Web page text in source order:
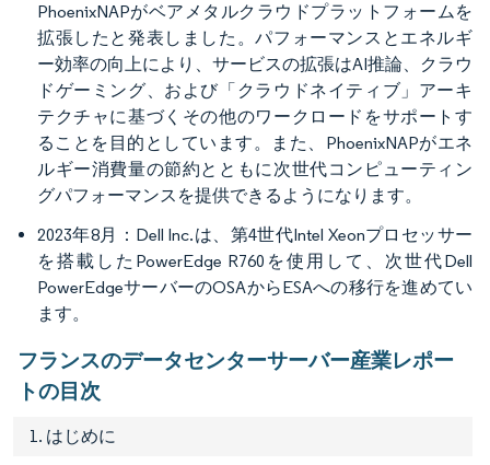
PhoenixNAPがベアメタルクラウドプラットフォームを
拡張したと発表しました。パフォーマンスとエネルギ
ー効率の向上により、サービスの拡張はAI推論、クラウ
ドゲーミング、および「クラウドネイティブ」アーキ
テクチャに基づくその他のワークロードをサポートす
ることを目的としています。また、PhoenixNAPがエネ
ルギー消費量の節約とともに次世代コンピューティン
グパフォーマンスを提供できるようになります。
2023年8月：Dell Inc.は、第4世代Intel Xeonプロセッサー
を搭載したPowerEdge R760を使用して、次世代Dell
PowerEdgeサーバーのOSAからESAへの移行を進めてい
ます。
フランスのデータセンターサーバー産業レポー
トの目次
1. はじめに